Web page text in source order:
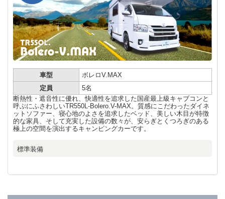
車型
ボレロV.MAX
定員
5名
断熱性・遮音性に優れ、快適性を追求した国産最上級キャブコンと
呼ぶにふさわしいTR550L-Bolero.V-MAX。質感にこだわったダイネ
ットソファー、寝心地のよさを追求したベッド、美しい木目が特徴
的な家具、そして充実した設備の数々が、安らぎとくつろぎのある
極上の空間を演出するキャンピングカーです。
標準装備